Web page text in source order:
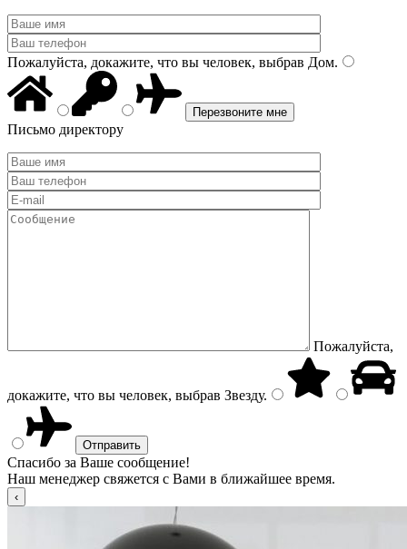
Пожалуйста, докажите, что вы человек, выбрав Дом.
Письмо директору
Пожалуйста,
докажите, что вы человек, выбрав Звезду.
Спасибо за Ваше сообщение!
Наш менеджер свяжется с Вами в ближайшее время.